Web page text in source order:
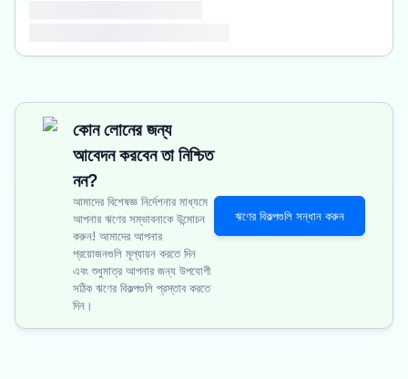
কোন লোনের জন্য
আবেদন করবেন তা নিশ্চিত
নন?
আমাদের বিশেষজ্ঞ নির্দেশনার মাধ্যমে
আপনার ঋণের সম্ভাবনাকে উন্মোচন
করুন! আমাদের আপনার
প্রয়োজনগুলি মূল্যায়ন করতে দিন
এবং শুধুমাত্র আপনার জন্য উপযোগী
সঠিক ঋণের বিকল্পগুলি প্রস্তাব করতে
দিন।
ঋণের বিকল্পগুলি সন্ধান করুন